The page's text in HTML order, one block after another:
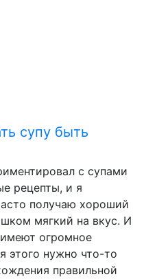
супу быть
с супами
рецепты, и я
получаю хороший
мягкий на вкус. И
огромное
этого нужно что-то
правильной